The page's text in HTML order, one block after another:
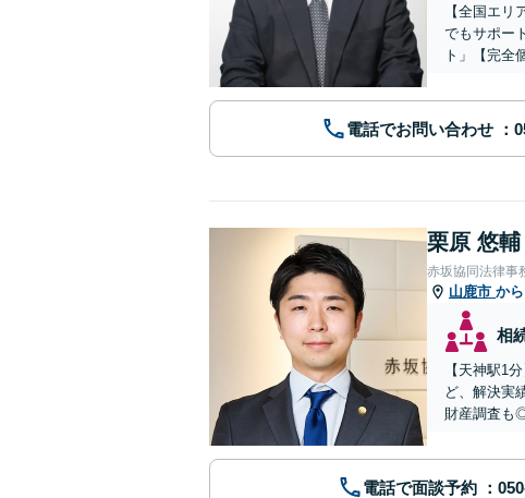
【全国エ
でもサポー
ト」【完全
電話でお問い合わせ
栗原 悠輔
赤坂協同法律事
山鹿市 か
相
【天神駅1
ど、解決実
財産調査も
電話で面談予約